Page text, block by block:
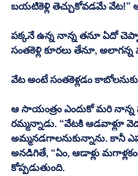
బయటికెళ్లి తెచ్చుకోవడమే వేట!”
పక్కనే ఉన్న నాన్న తనూ ఏదో
సంతకెళ్లి కూరలు తేనూ,
వేట అంటే సంతకెళ్లడం
ఆ సాయంత్రం ఎందుకో మరి నాన్న
రమ్మన్నాడు. “వేటకి ఆడవాళ్లూ
అమ్మనడగాలనుకున్నాను. కానీ
అనడిగితే, “ఏం, ఆడాళ్లు
కోప్పడుతుంది.